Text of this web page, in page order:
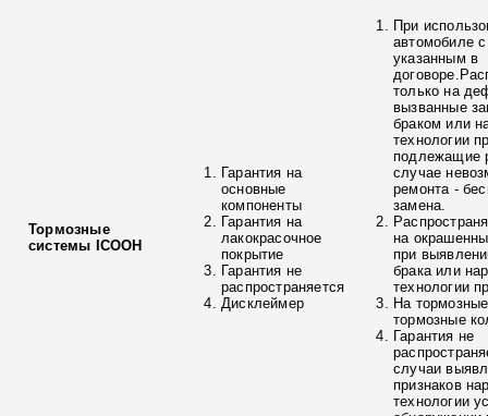
Тормозные
системы ICOOH
Гарантия на
основные
компоненты
Гарантия на
лакокрасочное
покрытие
Гарантия не
распространяется
Дисклеймер
При
автомобиле
указанным в
только на
вызванные
браком или
технологии
подлежащие
случае
ремонта -
замена.
на
при
брака или
технологии
На
тормозные
Гарантия не
случаи
признаков
технологии